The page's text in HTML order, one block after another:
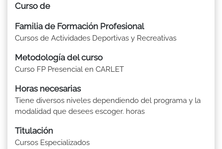
Curso de
Familia de Formación Profesional
Cursos de Actividades Deportivas y Recreativas
Metodología del curso
Curso FP Presencial en CARLET
Horas necesarias
Tiene diversos niveles dependiendo del programa y la
modalidad que desees escoger. horas
Titulación
Cursos Especializados